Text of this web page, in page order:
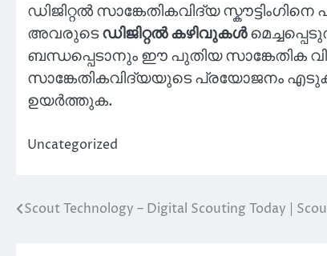
ഡിജിറ്റൽ സാങ്കേതികവിദ്യ
അവരുടെഡിജിറ്റൽ കഴിവുകൾ
ബന്ധപ്പെടാനും ഈ പുതിയ സാങ്കേതിക
സാങ്കേതികവിദ്യയുടെ പ്രയോജനം
ഉയർത്തുക.
Uncategorized
Post
Scout Technology – Digital Scouting Today |